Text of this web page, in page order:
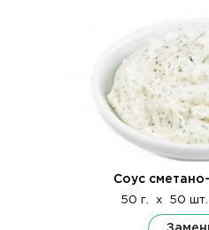
Соус
50 г. x 50 шт.